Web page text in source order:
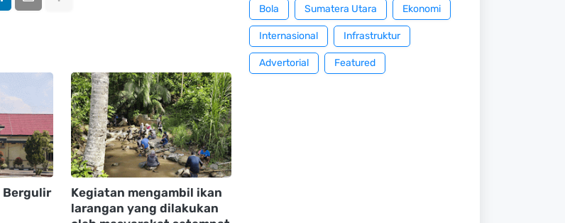
Bergulir
Kegiatan mengambil ikan
larangan yang dilakukan
Bola Sumatera Utara Ekonomi
Internasional Infrastruktur
Advertorial Featured